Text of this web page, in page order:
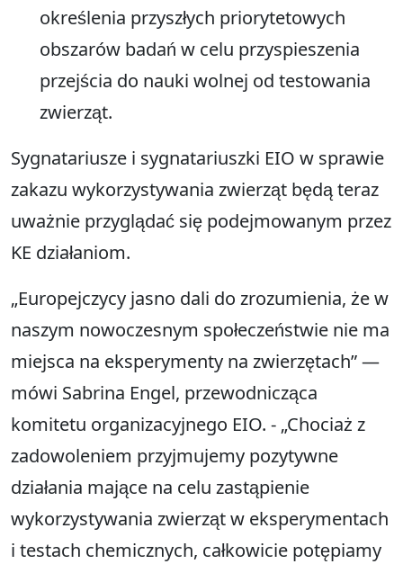
określenia przyszłych priorytetowych
obszarów badań w celu przyspieszenia
przejścia do nauki wolnej od testowania
zwierząt.
Sygnatariusze i sygnatariuszki EIO w sprawie
zakazu wykorzystywania zwierząt będą teraz
uważnie przyglądać się podejmowanym przez
KE działaniom.
„Europejczycy jasno dali do zrozumienia, że w
naszym nowoczesnym społeczeństwie nie ma
miejsca na eksperymenty na zwierzętach” —
mówi Sabrina Engel, przewodnicząca
komitetu organizacyjnego EIO. - „Chociaż z
zadowoleniem przyjmujemy pozytywne
działania mające na celu zastąpienie
wykorzystywania zwierząt w eksperymentach
i testach chemicznych, całkowicie potępiamy